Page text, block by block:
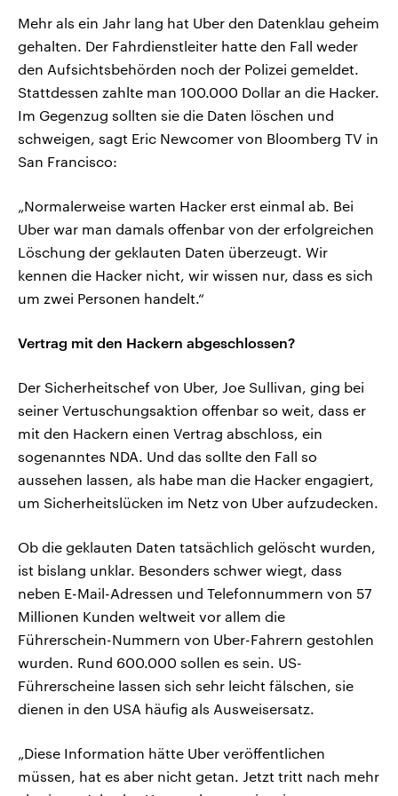
Mehr als ein Jahr lang hat Uber den Datenklau geheim
gehalten. Der Fahrdienstleiter hatte den Fall weder
den Aufsichtsbehörden noch der Polizei gemeldet.
Stattdessen zahlte man 100.000 Dollar an die Hacker.
Im Gegenzug sollten sie die Daten löschen und
schweigen, sagt Eric Newcomer von Bloomberg TV in
San Francisco:
„Normalerweise warten Hacker erst einmal ab. Bei
Uber war man damals offenbar von der erfolgreichen
Löschung der geklauten Daten überzeugt. Wir
kennen die Hacker nicht, wir wissen nur, dass es sich
um zwei Personen handelt.“
Vertrag mit den Hackern abgeschlossen?
Der Sicherheitschef von Uber, Joe Sullivan, ging bei
seiner Vertuschungsaktion offenbar so weit, dass er
mit den Hackern einen Vertrag abschloss, ein
sogenanntes NDA. Und das sollte den Fall so
aussehen lassen, als habe man die Hacker engagiert,
um Sicherheitslücken im Netz von Uber aufzudecken.
Ob die geklauten Daten tatsächlich gelöscht wurden,
ist bislang unklar. Besonders schwer wiegt, dass
neben E-Mail-Adressen und Telefonnummern von 57
Millionen Kunden weltweit vor allem die
Führerschein-Nummern von Uber-Fahrern gestohlen
wurden. Rund 600.000 sollen es sein. US-
Führerscheine lassen sich sehr leicht fälschen, sie
dienen in den USA häufig als Ausweisersatz.
„Diese Information hätte Uber veröffentlichen
müssen, hat es aber nicht getan. Jetzt tritt nach mehr